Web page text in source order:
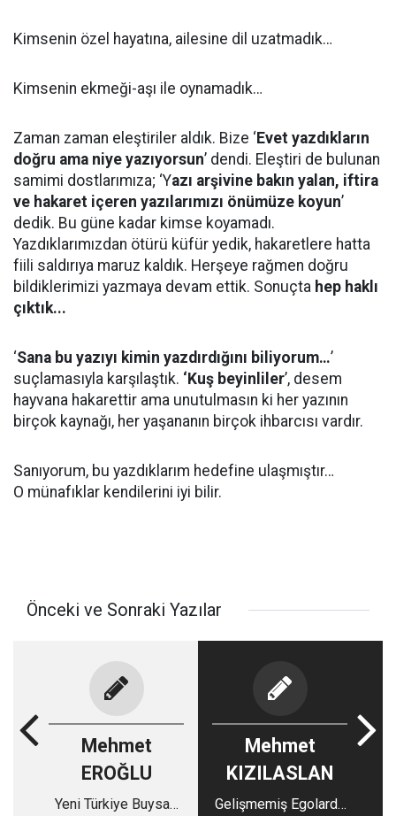
Kimsenin özel hayatına, ailesine dil uzatmadık…
Kimsenin ekmeği-aşı ile oynamadık…
Zaman zaman eleştiriler aldık. Bize ‘ Evet yazdıkların
doğru ama niye yazıyorsun’ dendi. Eleştiri de bulunan
samimi dostlarımıza; ‘Yazı arşivine bakın yalan, iftira
ve hakaret içeren yazılarımızı önümüze koyun’
dedik. Bu güne kadar kimse koyamadı.
Yazdıklarımızdan ötürü küfür yedik, hakaretlere hatta
fiili saldırıya maruz kaldık. Herşeye rağmen doğru
bildiklerimizi yazmaya devam ettik. Sonuçta hep haklı
çıktık...
‘Sana bu yazıyı kimin yazdırdığını biliyorum…’
suçlamasıyla karşılaştık. ‘Kuş beyinliler’, desem
hayvana hakarettir ama unutulmasın ki her yazının
birçok kaynağı, her yaşananın birçok ihbarcısı vardır.
Sanıyorum, bu yazdıklarım hedefine ulaşmıştır…
O münafıklar kendilerini iyi bilir.
Önceki ve Sonraki Yazılar
Mehmet
EROĞLU
Yeni Türkiye Buysa…
Mehmet
KIZILASLAN
Gelişmemiş Egolarda